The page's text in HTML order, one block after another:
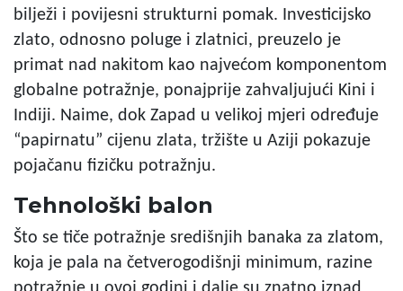
bilježi i povijesni strukturni pomak. Investicijsko
zlato, odnosno poluge i zlatnici, preuzelo je
primat nad nakitom kao najvećom komponentom
globalne potražnje, ponajprije zahvaljujući Kini i
Indiji. Naime, dok Zapad u velikoj mjeri određuje
“papirnatu” cijenu zlata, tržište u Aziji pokazuje
pojačanu fizičku potražnju.
Tehnološki balon
Što se tiče potražnje središnjih banaka za zlatom,
koja je pala na četverogodišnji minimum, razine